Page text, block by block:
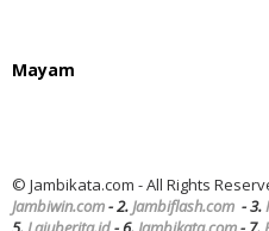
Mayam
© Jambikata.com - All Rights
Jambiwin.com- 2.Jambiflash.com - 3.